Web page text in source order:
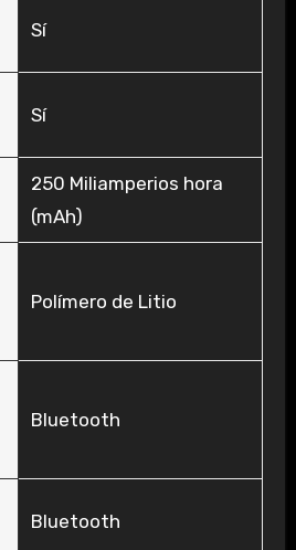
‎Sí
‎Sí
‎250 Miliamperios hora
(mAh)
‎Polímero de Litio
‎Bluetooth
‎Bluetooth